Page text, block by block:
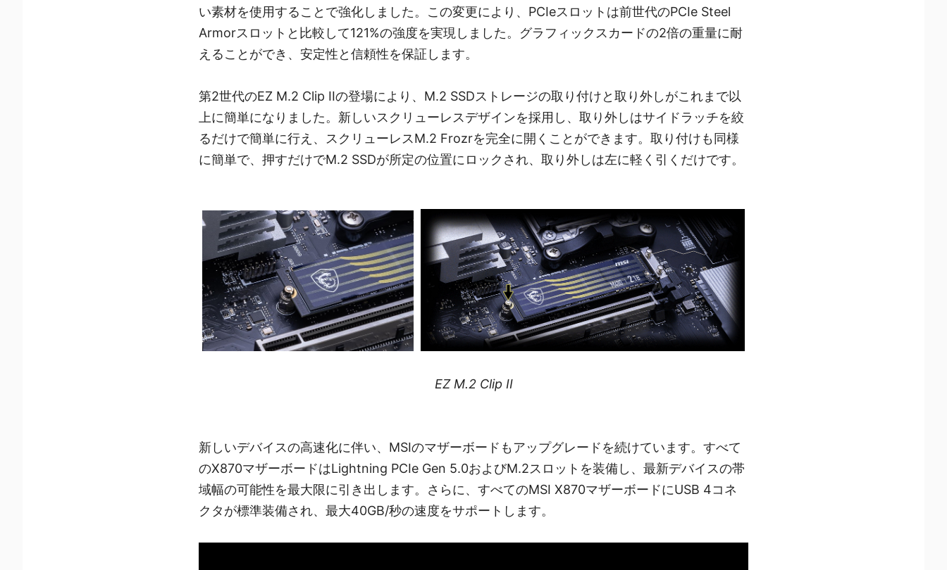
い素材を使用することで強化しました。この変更により、PCIeスロットは前世代のPCIe Steel
Armorスロットと比較して121%の強度を実現しました。グラフィックスカードの2倍の重量に耐
えることができ、安定性と信頼性を保証します。
第2世代のEZ M.2 Clip IIの登場により、M.2 SSDストレージの取り付けと取り外しがこれまで以
上に簡単になりました。新しいスクリューレスデザインを採用し、取り外しはサイドラッチを絞
るだけで簡単に行え、スクリューレスM.2 Frozrを完全に開くことができます。取り付けも同様
に簡単で、押すだけでM.2 SSDが所定の位置にロックされ、取り外しは左に軽く引くだけです。
EZ M.2 Clip II
新しいデバイスの高速化に伴い、MSIのマザーボードもアップグレードを続けています。すべて
のX870マザーボードはLightning PCIe Gen 5.0およびM.2スロットを装備し、最新デバイスの帯
域幅の可能性を最大限に引き出します。さらに、すべてのMSI X870マザーボードにUSB 4コネ
クタが標準装備され、最大40GB/秒の速度をサポートします。